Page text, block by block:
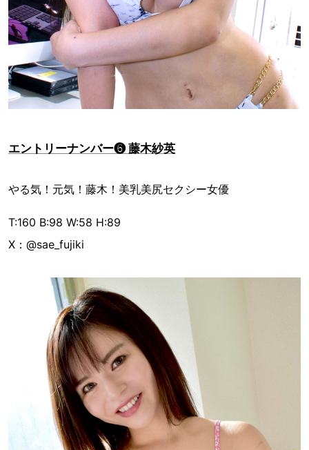
エントリーナンバー❻ 藤木紗英
やる気！元気！藤木！美乳美尻セクシー女優
T:160 B:98 W:58 H:89
X：@sae_fujiki